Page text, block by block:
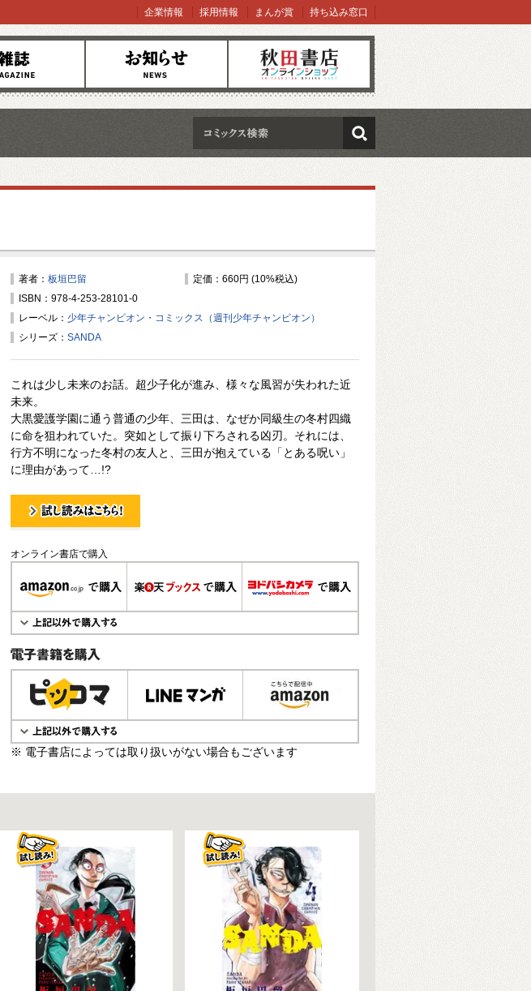
お知らせ オンラインショップ
企業情報 採用情報 まんが賞 持ち込み窓口
検索
著者： 板垣巴留
定価：660円 (10%税込)
ISBN：978-4-253-28101-0
レーベル： 少年チャンピオン・コミックス（週刊少年チャンピオン）
シリーズ： SANDA
これは少し未来のお話。超少子化が進み、様々な風習が失われた近
未来。
大黒愛護学園に通う普通の少年、三田は、なぜか同級生の冬村四織
に命を狙われていた。突如として振り下ろされる凶刃。それには、
行方不明になった冬村の友人と、三田が抱えている「とある呪い」
に理由があって…!?
オンライン書店で購入
電子書籍で購入
※ 電子書店によっては取り扱いがない場合もございます